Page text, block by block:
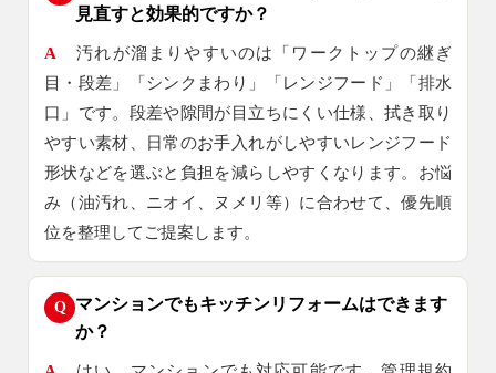
見直すと効果的ですか？
A
汚れが溜まりやすいのは「ワークトップの継ぎ
目・段差」「シンクまわり」「レンジフード」「排水
口」です。段差や隙間が目立ちにくい仕様、拭き取り
やすい素材、日常のお手入れがしやすいレンジフード
形状などを選ぶと負担を減らしやすくなります。お悩
み（油汚れ、ニオイ、ヌメリ等）に合わせて、優先順
位を整理してご提案します。
Q
マンションでもキッチンリフォームはできます
か？